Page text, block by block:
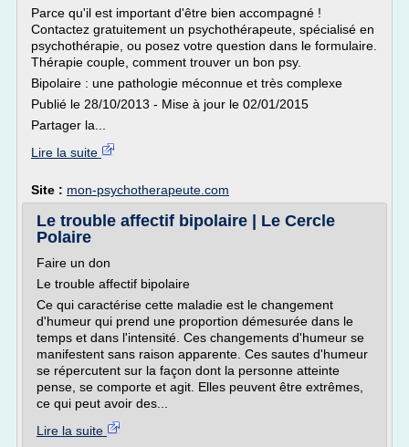
Parce qu'il est important d'être bien accompagné !
Contactez gratuitement un psychothérapeute, spécialisé en
psychothérapie, ou posez votre question dans le formulaire.
Thérapie couple, comment trouver un bon psy.
Bipolaire : une pathologie méconnue et très complexe
Publié le 28/10/2013 - Mise à jour le 02/01/2015
Partager la...
Lire la suite
Site : mon-psychotherapeute.com
Le trouble affectif bipolaire | Le Cercle
Polaire
Faire un don
Le trouble affectif bipolaire
Ce qui caractérise cette maladie est le changement
d'humeur qui prend une proportion démesurée dans le
temps et dans l'intensité. Ces changements d'humeur se
manifestent sans raison apparente. Ces sautes d'humeur
se répercutent sur la façon dont la personne atteinte
pense, se comporte et agit. Elles peuvent être extrêmes,
ce qui peut avoir des...
Lire la suite